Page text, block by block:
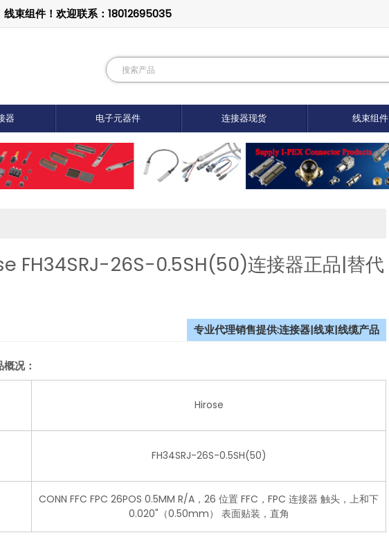
束组件！欢迎联系：18012695035
器 电子元器件 连接器现货 线束组件
FH34SRJ-26S-0.5SH(50)连接器正品|替代
专业代理销售提供:连接器|线束|线缆产品
况：
Hirose
FH34SRJ-26S-0.5SH(50)
CONN FFC FPC 26POS 0.5MM R/A，26 位置 FFC，FPC 连接器 触头，上和下
0.020"（0.50mm） 表面贴装，直角